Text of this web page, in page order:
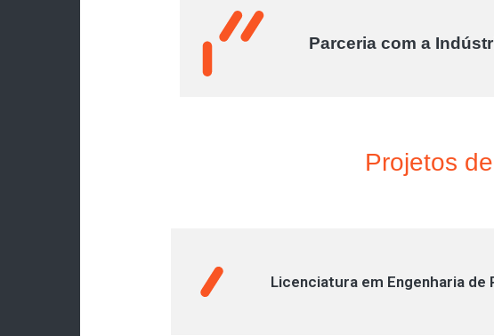
Parceria com a
Projetos
Licenciatura em Engenharia de